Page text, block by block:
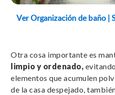
Ver Organización de baño |
Otra cosa importante es
limpio y ordenado,
elementos que acumulen
de la casa despejado,